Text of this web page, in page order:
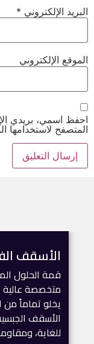
البريد الإلكتروني *
الموقع الإلكتروني
احفظ اسمي، بريدي
المتصفح لاستخدامها
الأسقف
قمة الحلول
متخصصة
يخلو تماماً
الأسقف
للغاية،